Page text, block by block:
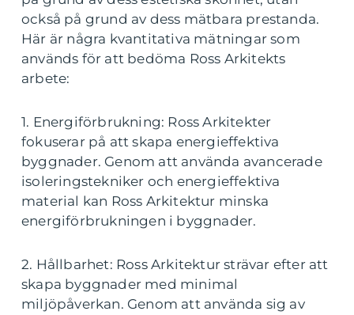
också på grund av dess mätbara prestanda.
Här är några kvantitativa mätningar som
används för att bedöma Ross Arkitekts
arbete:
1. Energiförbrukning: Ross Arkitekter
fokuserar på att skapa energieffektiva
byggnader. Genom att använda avancerade
isoleringstekniker och energieffektiva
material kan Ross Arkitektur minska
energiförbrukningen i byggnader.
2. Hållbarhet: Ross Arkitektur strävar efter att
skapa byggnader med minimal
miljöpåverkan. Genom att använda sig av